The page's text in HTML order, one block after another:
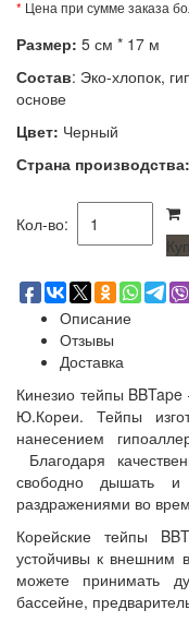
* Цена при сумме заказа
Размер: 5 см * 17 м
Состав: Эко-хлопок,
основе
Цвет: Черный
Страна производства:
Кол-во:
Описание
Отзывы
Доставка
Кинезио тейпы BBTape
Ю.Кореи. Тейпы
нанесением
Благодаря
свободно дышать
раздражениями во
Корейские тейпы
устойчивы к внешним
можете принимать
бассейне,